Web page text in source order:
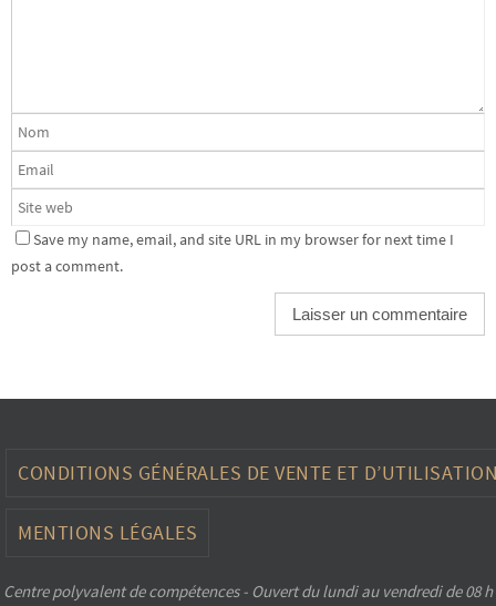
Save my name, email, and site URL in my browser for next time I
post a comment.
CONDITIONS GÉNÉRALES DE VENTE ET
MENTIONS LÉGALES
Centre polyvalent de compétences - Ouvert du lundi au vendredi de 08 h